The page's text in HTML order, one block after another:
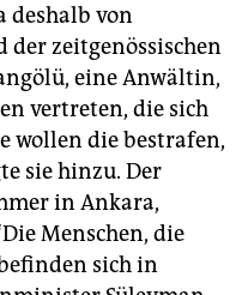
deshalb von
der zeitgenössischen
eine Anwältin,
vertreten, die sich
wollen die bestrafen,
sie hinzu. Der
in Ankara,
Menschen, die
sich in